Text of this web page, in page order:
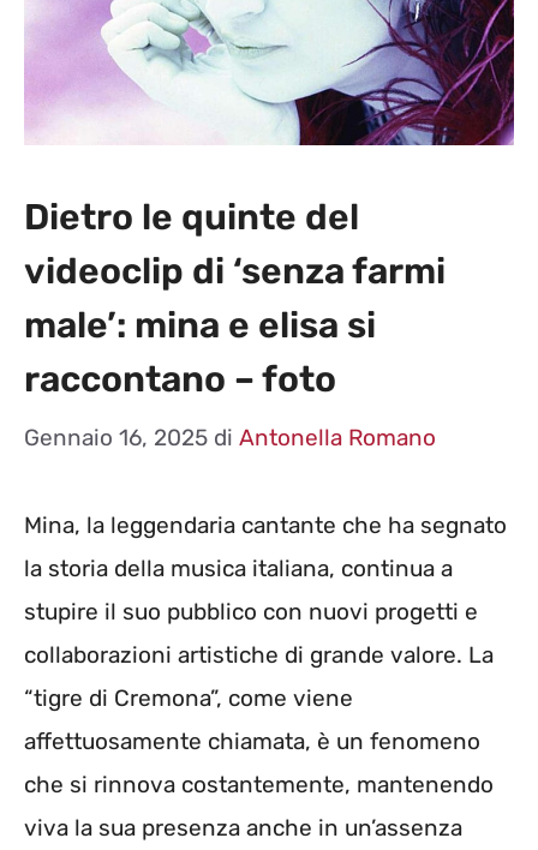
Dietro le quinte del
videoclip di ‘senza farmi
male’: mina e elisa si
raccontano – foto
Gennaio 16, 2025 di Antonella Romano
Mina, la leggendaria cantante che ha segnato
la storia della musica italiana, continua a
stupire il suo pubblico con nuovi progetti e
collaborazioni artistiche di grande valore. La
“tigre di Cremona”, come viene
affettuosamente chiamata, è un fenomeno
che si rinnova costantemente, mantenendo
viva la sua presenza anche in un’assenza